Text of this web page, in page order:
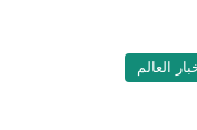
العالم